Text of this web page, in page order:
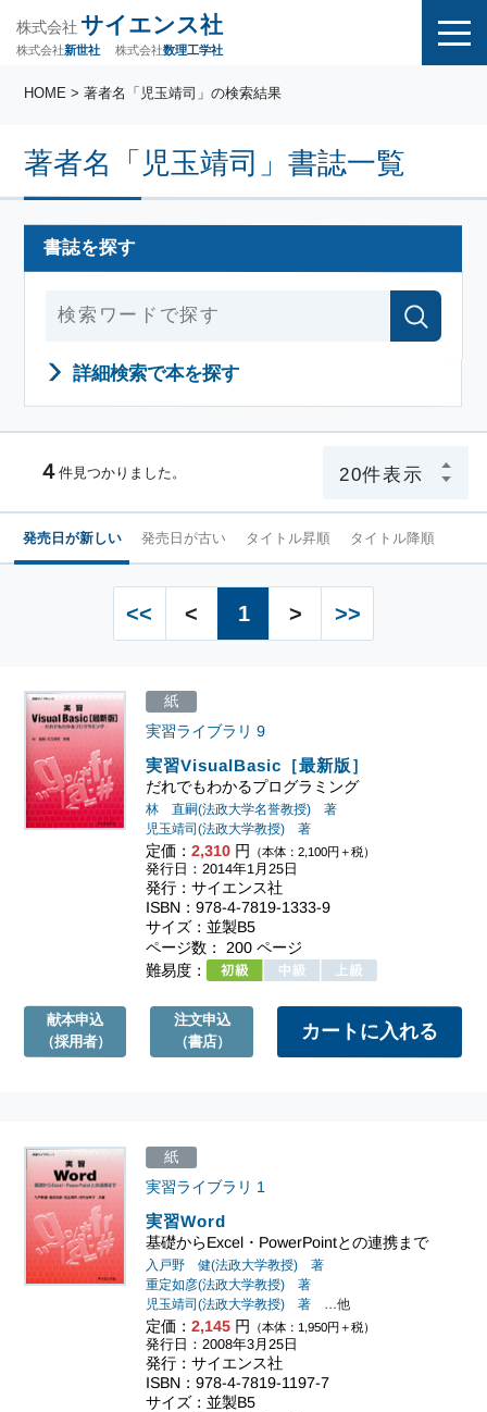
株式会社 サイエンス社
株式会社新世社 株式会社数理工学社
著者名「児玉靖司」書誌一覧
HOME > 著者名「児玉靖司」の検索結果
書誌を探す
詳細検索で本を探す
４ 件見つかりました。
発売日が新しい 発売日が古い タイトル昇順 タイトル降順
<< < 1 > >>
実習VisualBasic［最新版］
だれでもわかるプログラミング
実習ライブラリ 9
林 直嗣(法政大学名誉教授) 著
児玉靖司(法政大学教授) 著
定価：2,310 円 （本体：2,100円＋税）
紙
発行日：2014年1月25日
発行：サイエンス社
ISBN：978-4-7819-1333-9
サイズ：並製B5
ページ数： 200 ページ
難易度：
献本申込
（採用者）
注文申込
（書店）
実習Word
基礎からExcel・PowerPointとの連携まで
実習ライブラリ 1
入戸野 健(法政大学教授) 著
重定如彦(法政大学教授) 著
児玉靖司(法政大学教授) 著 …他
定価：2,145 円 （本体：1,950円＋税）
紙
発行日：2008年3月25日
発行：サイエンス社
ISBN：978-4-7819-1197-7
サイズ：並製B5